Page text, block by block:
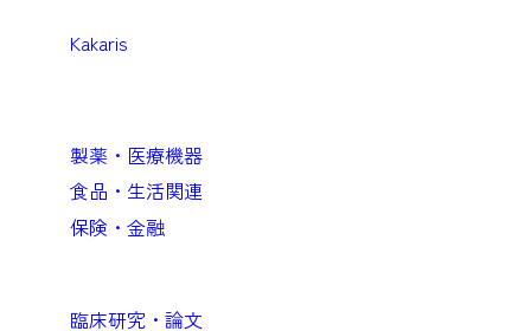
Kakaris
製薬・医療機器
食品・生活関連
保険・金融
臨床研究・論文